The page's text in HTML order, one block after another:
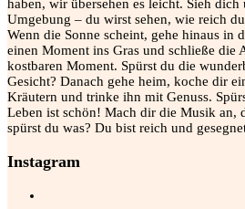
haben, wir übersehen es leicht. Sieh dich
Umgebung – du wirst sehen, wie reich
Wenn die Sonne scheint, gehe hinaus in
einen Moment ins Gras und schließe die
kostbaren Moment. Spürst du die
Gesicht? Danach gehe heim, koche dir
Kräutern und trinke ihn mit Genuss.
Leben ist schön! Mach dir die Musik an,
spürst du was? Du bist reich und
Instagram